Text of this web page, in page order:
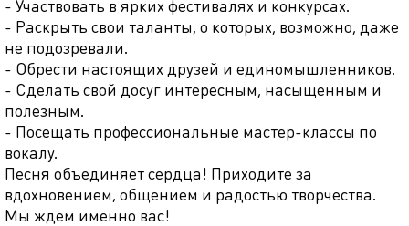
- Участвовать в ярких фестивалях и конкурсах.
- Раскрыть свои таланты, о которых, возможно, даже
не подозревали.
- Обрести настоящих друзей и единомышленников.
- Сделать свой досуг интересным, насыщенным и
полезным.
- Посещать профессиональные мастер-классы по
вокалу.
Песня объединяет сердца! Приходите за
вдохновением, общением и радостью творчества.
Мы ждем именно вас!